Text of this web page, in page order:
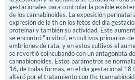
gestacionales para controlar la posible
de los cannabinoides. La exposición perinatal
expresión de la th en los fetos del día
proteína) y también su actividad. Este
se encontró "in vitro", en cultivos primarios
embriones de rata, y en estos cultivos el
se revertió coincubando con un antagonbta
cannabionoides. Estos parámetros se
16, de todas formas, en el día gestacional 18
alteró por el tratamiento con thc